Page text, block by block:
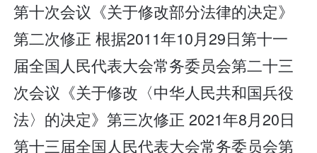
第十次会议《关于修改部分法律的决定》
第二次修正 根据2011年10月29日第十一
届全国人民代表大会常务委员会第二十三
次会议《关于修改〈中华人民共和国兵役
法〉的决定》第三次修正 2021年8月20日
第十三届全国人民代表大会常务委员会第